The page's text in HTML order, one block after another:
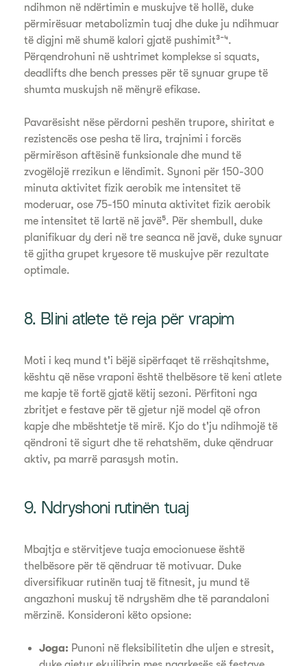
ndihmon në ndërtimin e muskujve të hollë, duke
përmirësuar metabolizmin tuaj dhe duke ju ndihmuar
të digjni më shumë kalori gjatë pushimit³⁻⁴.
Përqendrohuni në ushtrimet komplekse si squats,
deadlifts dhe bench presses për të synuar grupe të
shumta muskujsh në mënyrë efikase.
Pavarësisht nëse përdorni peshën trupore, shiritat e
rezistencës ose pesha të lira, trajnimi i forcës
përmirëson aftësinë funksionale dhe mund të
zvogëlojë rrezikun e lëndimit. Synoni për 150-300
minuta aktivitet fizik aerobik me intensitet të
moderuar, ose 75-150 minuta aktivitet fizik aerobik
me intensitet të lartë në javë⁵. Për shembull, duke
planifikuar dy deri në tre seanca në javë, duke synuar
të gjitha grupet kryesore të muskujve për rezultate
optimale.
8. Blini atlete të reja për vrapim
Moti i keq mund t'i bëjë sipërfaqet të rrëshqitshme,
kështu që nëse vraponi është thelbësore të keni atlete
me kapje të fortë gjatë këtij sezoni. Përfitoni nga
zbritjet e festave për të gjetur një model që ofron
kapje dhe mbështetje të mirë. Kjo do t'ju ndihmojë të
qëndroni të sigurt dhe të rehatshëm, duke qëndruar
aktiv, pa marrë parasysh motin.
9. Ndryshoni rutinën tuaj
Mbajtja e stërvitjeve tuaja emocionuese është
thelbësore për të qëndruar të motivuar. Duke
diversifikuar rutinën tuaj të fitnesit, ju mund të
angazhoni muskuj të ndryshëm dhe të parandaloni
mërzinë. Konsideroni këto opsione:
Joga: Punoni në fleksibilitetin dhe uljen e stresit,